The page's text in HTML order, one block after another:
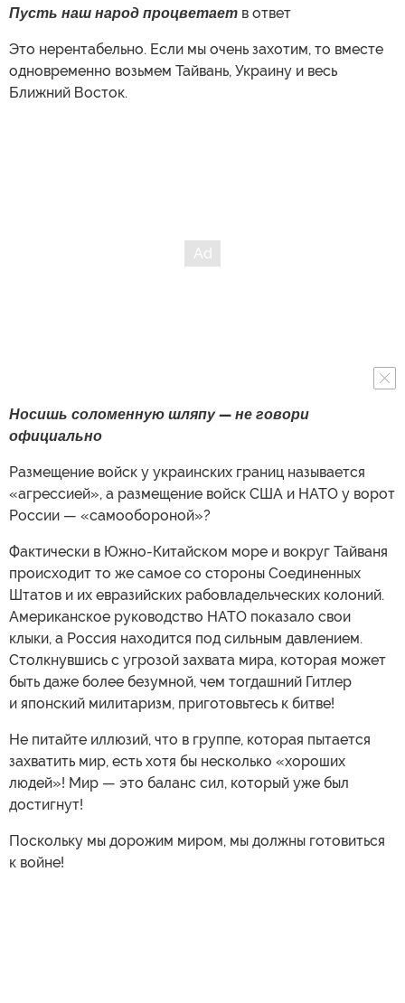
Пусть наш народ процветает в ответ
Это нерентабельно. Если мы очень захотим, то вместе
одновременно возьмем Тайвань, Украину и весь
Ближний Восток.
Носишь соломенную шляпу — не говори
официально
Размещение войск у украинских границ называется
«агрессией», а размещение войск США и НАТО у ворот
России — «самообороной»?
Фактически в Южно-Китайском море и вокруг Тайваня
происходит то же самое со стороны Соединенных
Штатов и их евразийских рабовладельческих колоний.
Американское руководство НАТО показало свои
клыки, а Россия находится под сильным давлением.
Столкнувшись с угрозой захвата мира, которая может
быть даже более безумной, чем тогдашний Гитлер
и японский милитаризм, приготовьтесь к битве!
Не питайте иллюзий, что в группе, которая пытается
захватить мир, есть хотя бы несколько «хороших
людей»! Мир — это баланс сил, который уже был
достигнут!
Поскольку мы дорожим миром, мы должны готовиться
к войне!